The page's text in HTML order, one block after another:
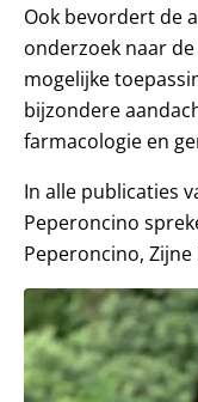
Ook bevordert de
onderzoek naar
mogelijke
bijzondere
farmacologie en
In alle publicaties
Peperoncino
Peperoncino,